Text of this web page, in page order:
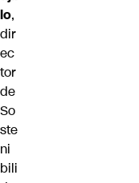
lo,
dir
ec
tor
de
So
ste
ni
bili